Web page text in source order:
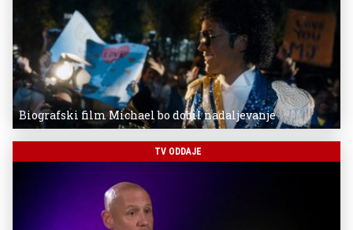
Biografski film Michael bo dobil nadaljevanje
TV ODDAJE